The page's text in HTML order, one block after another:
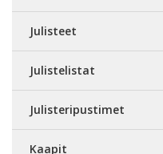
Julisteet
Julistelistat
Julisteripustimet
Kaapit